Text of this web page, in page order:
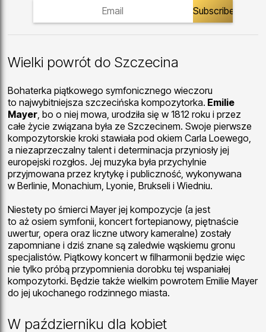
Wielki powrót do Szczecina
Bohaterka piątkowego symfonicznego wieczoru
to najwybitniejsza szczecińska kompozytorka. Emilie
Mayer , bo o niej mowa, urodziła się w 1812 roku i przez
całe życie związana była ze Szczecinem. Swoje pierwsze
kompozytorskie kroki stawiała pod okiem Carla Loewego,
a niezaprzeczalny talent i determinacja przyniosły jej
europejski rozgłos. Jej muzyka była przychylnie
przyjmowana przez krytykę i publiczność, wykonywana
w Berlinie, Monachium, Lyonie, Brukseli i Wiedniu.
Niestety po śmierci Mayer jej kompozycje (a jest
to aż osiem symfonii, koncert fortepianowy, piętnaście
uwertur, opera oraz liczne utwory kameralne) zostały
zapomniane i dziś znane są zaledwie wąskiemu gronu
specjalistów. Piątkowy koncert w filharmonii będzie więc
nie tylko próbą przypomnienia dorobku tej wspaniałej
kompozytorki. Będzie także wielkim powrotem Emilie Mayer
do jej ukochanego rodzinnego miasta.
W październiku dla kobiet